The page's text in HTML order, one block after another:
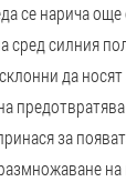
се нарича
сред силния
да
за
на